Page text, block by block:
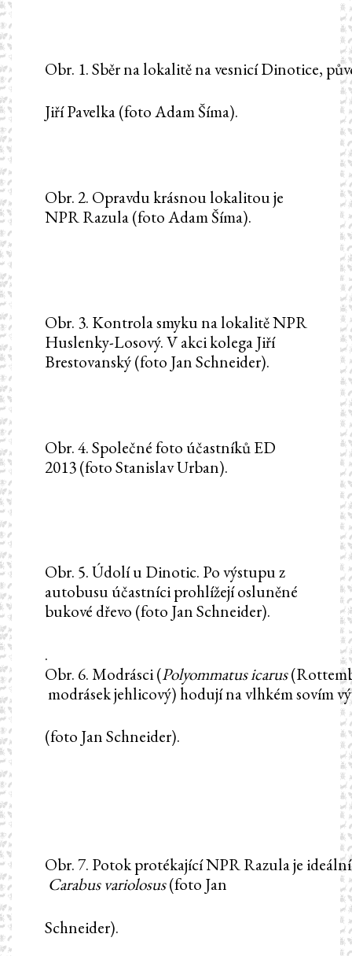
Obr. 1. Sběr na lokalitě na vesnicí Dinotice,
Jiří Pavelka (foto Adam Šíma).
Obr. 2. Opravdu krásnou lokalitou je
NPR Razula (foto Adam Šíma).
Obr. 3. Kontrola smyku na lokalitě NPR
Huslenky-Losový. V akci kolega Jiří
Brestovanský (foto Jan Schneider).
Obr. 4. Společné foto účastníků ED
2013 (foto Stanislav Urban).
Obr. 5. Údolí u Dinotic. Po výstupu z
autobusu účastníci prohlížejí osluněné
bukové dřevo (foto Jan Schneider).
.
Obr. 6. Modrásci (Polyommatusicarus
modrásek jehlicový) hodují na vlhkém sovím
(foto Jan Schneider).
Obr. 7. Potok protékající NPR Razula je
Carabus variolosus(foto Jan
Schneider).